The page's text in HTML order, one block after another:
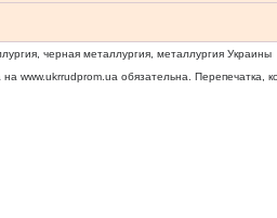
черная металлургия, металлургия Украины
на www.ukrrudprom.ua обязательна. Перепечатка,